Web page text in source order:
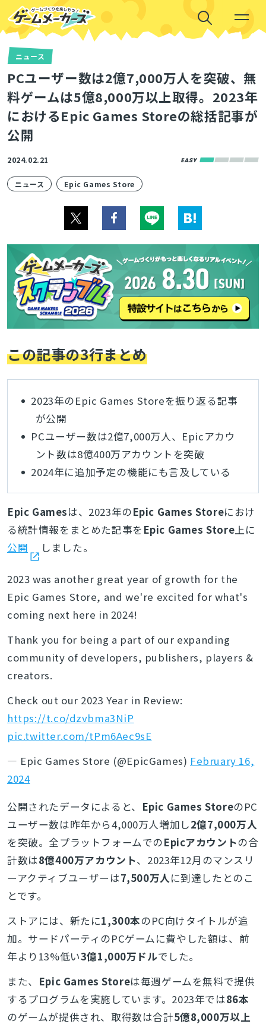
ニュース
PCユーザー数は2億7,000万人を突破、無
料ゲームは5億8,000万以上取得。2023年
におけるEpic Games Storeの総括記事が
公開
2024.02.21
ニュース Epic Games Store
この記事の3行まとめ
2023年のEpic Games Storeを振り返る記事
が公開
PCユーザー数は2億7,000万人、Epicアカウ
ント数は8億400万アカウントを突破
2024年に追加予定の機能にも言及している
Epic Gamesは、2023年のEpic Games Storeにおけ
る統計情報をまとめた記事を Epic Games Store 上に
公開
しました。
2023 was another great year of growth for the
Epic Games Store, and we're excited for what's
coming next here in 2024!
Thank you for being a part of our expanding
community of developers, publishers, players &
creators.
Check out our 2023 Year in Review:
https://t.co/dzvbma3NiP
pic.twitter.com/tPm6Aec9sE
— Epic Games Store (@EpicGames) February 16,
2024
公開されたデータによると、 Epic Games StoreのPC
ユーザー数は昨年から4,000万人増加し2億7,000万人
を突破。全プラットフォームでのEpicアカウントの合
計数は8億400万アカウント、2023年12月のマンスリ
ーアクティブユーザーは7,500万人に到達したとのこ
とです。
ストアには、新たに1,300本のPC向けタイトルが追
加。サードパーティのPCゲームに費やした額は、前
年より13%低い3億1,000万ドルでした。
また、 Epic Games Storeは毎週ゲームを無料で提供
するプログラムを実施しています。2023年では86本
のゲームが提供され、取得数は合計5億8,000万以上